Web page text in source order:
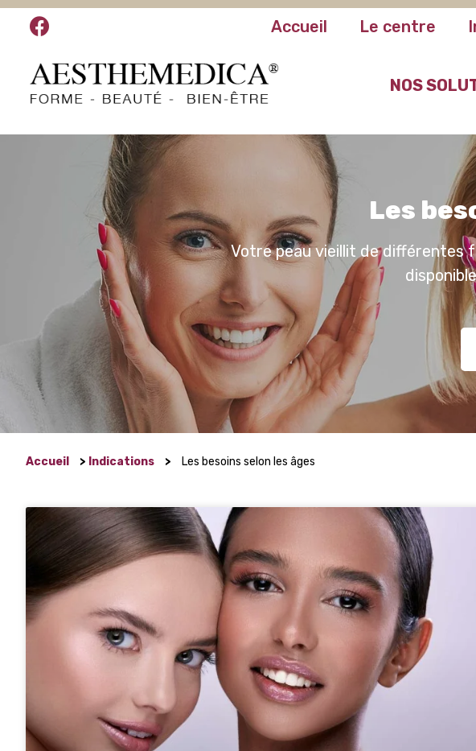
Accueil Le centre
NOS
Les
Votre peau vieillit de différentes
Accueil > Indications > Les besoins selon les âges